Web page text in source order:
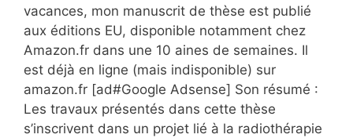
vacances, mon manuscrit de thèse est publié
aux éditions EU, disponible notamment chez
Amazon.fr dans une 10 aines de semaines. Il
est déjà en ligne (mais indisponible) sur
amazon.fr [ad#Google Adsense] Son résumé :
Les travaux présentés dans cette thèse
s’inscrivent dans un projet lié à la radiothérapie